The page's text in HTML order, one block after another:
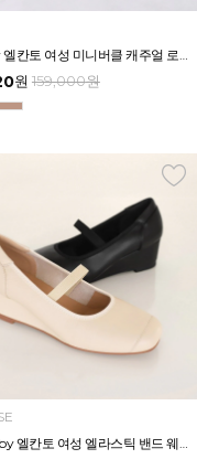
마쯔 by 엘칸토 여성 미니버클 캐주얼 로퍼 2.5cm LCWC02M613
원 159,000원
인텐스 by 엘칸토 여성 엘라스틱 밴드 웨지 힐 5cm LCWD99I613